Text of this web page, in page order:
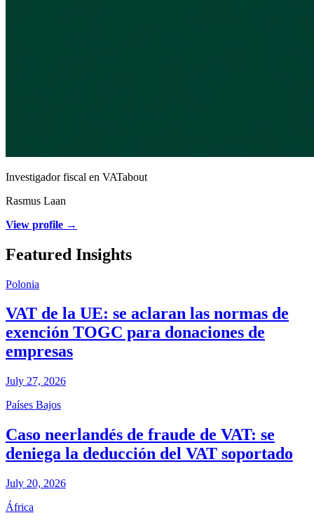
Investigador fiscal en VATabout
Rasmus Laan
View profile →
Featured Insights
Polonia
VAT de la UE: se aclaran las normas de
exención TOGC para donaciones de
empresas
July 27, 2026
Países Bajos
Caso neerlandés de fraude de VAT: se
deniega la deducción del VAT soportado
July 20, 2026
África